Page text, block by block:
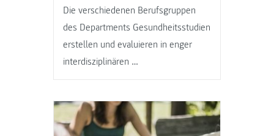
Die verschiedenen Berufsgruppen
des Departments Gesundheitsstudien
erstellen und evaluieren in enger
interdisziplinären …